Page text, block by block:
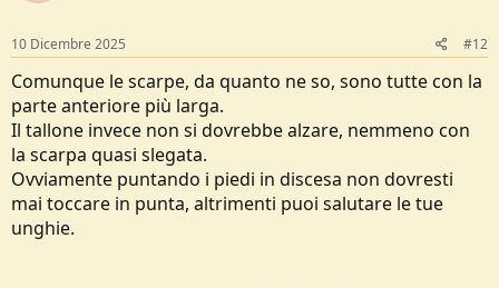
10 Dicembre 2025 #12
Comunque le scarpe, da quanto ne so, sono tutte con la
parte anteriore più larga.
Il tallone invece non si dovrebbe alzare, nemmeno con
la scarpa quasi slegata.
Ovviamente puntando i piedi in discesa non dovresti
mai toccare in punta, altrimenti puoi salutare le tue
unghie.